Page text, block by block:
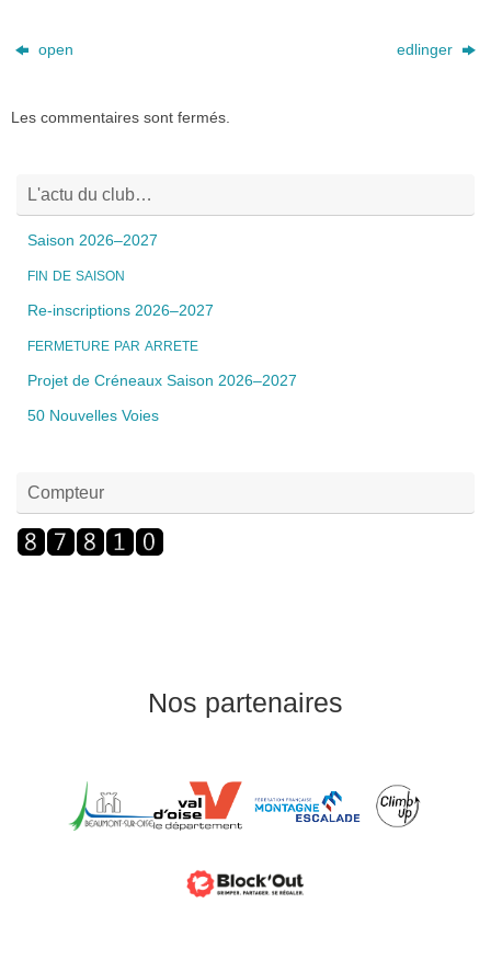
open edlinger
Les commentaires sont fermés.
L'actu du club…
Saison 2026–2027
FIN DE SAISON
Re-inscriptions 2026–2027
FERMETURE PAR ARRETE
Projet de Créneaux Saison 2026–2027
50 Nouvelles Voies
Compteur
Nos partenaires